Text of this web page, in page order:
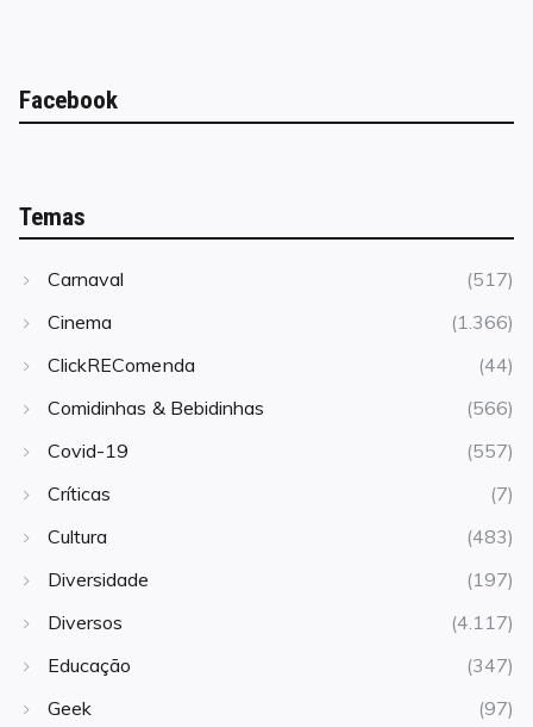
Facebook
Temas
Carnaval
(517)
Cinema
(1.366)
ClickREComenda
(44)
Comidinhas & Bebidinhas
(566)
Covid-19
(557)
Críticas
(7)
Cultura
(483)
Diversidade
(197)
Diversos
(4.117)
Educação
(347)
Geek
(97)